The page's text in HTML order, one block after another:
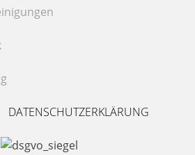
DATENSCHUTZERKLÄRUNG